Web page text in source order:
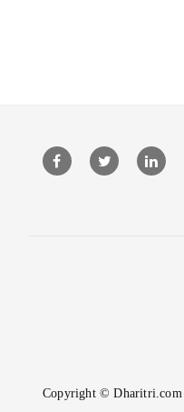
Copyright © Dharitri.com